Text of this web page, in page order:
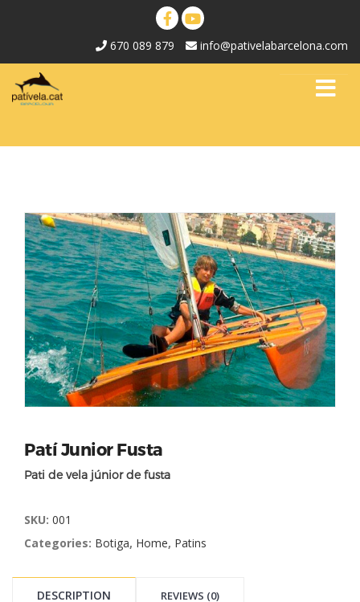
670 089 879 info@pativelabarcelona.com
Patí Junior Fusta
Pati de vela júnior de fusta
SKU: 001
Categories: Botiga, Home, Patins
DESCRIPTION REVIEWS (0)